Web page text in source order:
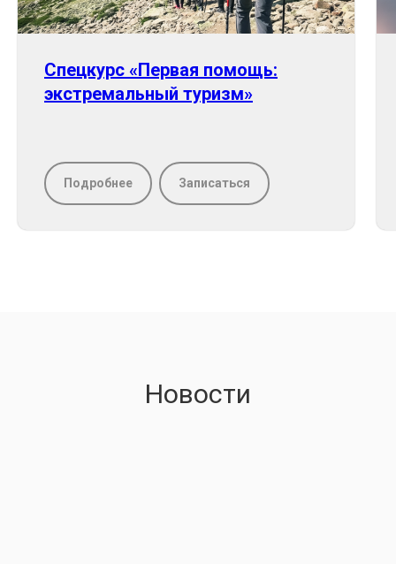
Спецкурс «Первая помощь:
экстремальный туризм»
Подробнее Записаться
Новости